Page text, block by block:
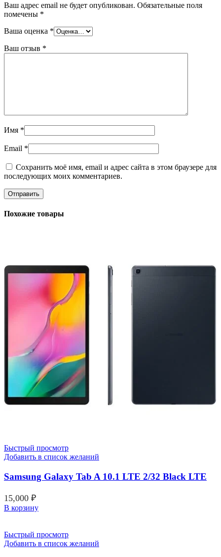
Ваш адрес email не будет опубликован. Обязательные поля
помечены *
Ваша оценка *
Ваш отзыв *
Имя *
Email *
Сохранить моё имя, email и адрес сайта в этом браузере для
последующих моих комментариев.
Похожие товары
Быстрый просмотр
Добавить в список желаний
Samsung Galaxy Tab A 10.1 LTE 2/32 Black LTE
15,000 ₽
В корзину
Быстрый просмотр
Добавить в список желаний